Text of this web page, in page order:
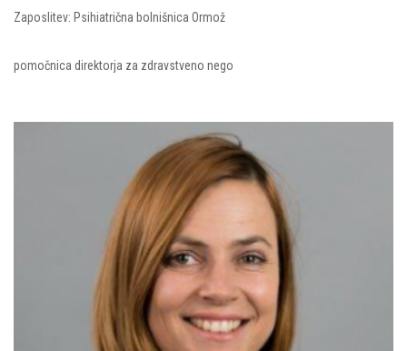
Zaposlitev: Psihiatrična bolnišnica Ormož
pomočnica direktorja za zdravstveno nego